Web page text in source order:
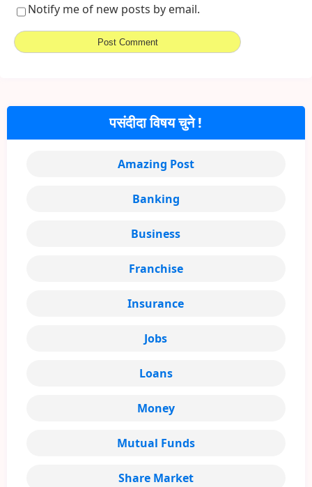
Notify me of new posts by email.
पसंदीदा विषय चुने !
Amazing Post
Banking
Business
Franchise
Insurance
Jobs
Loans
Money
Mutual Funds
Share Market